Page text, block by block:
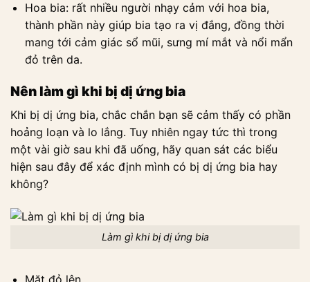
Hoa bia: rất nhiều người nhạy cảm với hoa bia,
thành phần này giúp bia tạo ra vị đắng, đồng thời
mang tới cảm giác sổ mũi, sưng mí mắt và nổi mẩn
đỏ trên da.
Nên làm gì khi bị dị ứng bia
Khi bị dị ứng bia, chắc chắn bạn sẽ cảm thấy có phần
hoảng loạn và lo lắng. Tuy nhiên ngay tức thì trong
một vài giờ sau khi đã uống, hãy quan sát các biểu
hiện sau đây để xác định mình có bị dị ứng bia hay
không?
Làm gì khi bị dị ứng bia